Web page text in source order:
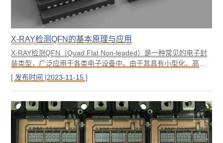
X-RAY检测QFN的基本原理与应用
X-RAY检测QFN（Quad Flat Non-leaded）是一种常见的电子封
装类型，广泛应用于各类电子设备中。由于其具有小型化、高密
度、高可靠性等优点，因此在汽车电子、医疗设备、通信等领域
得到广泛应用。本文将介绍X-RAY检测QFN的基本原理、应用领
[ 发布时间 |2023-11-15 ]